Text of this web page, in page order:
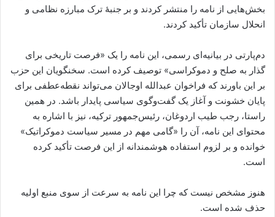
بخش‌هایی از نامه را منتشر کردند و بر جنبهٔ ترک مبارزه نظامی و
انحلال سازمان تأکید کردند.
دم‌پارتی در بیانیه‌ای رسمی، این نامه را یک «فرصت تاریخی برای
گذار به صلح و دموکراسی» توصیف کرده است. سخنگویان این حزب
بر این باورند که فراخوان عبدالله اوجالان می‌تواند نقطه‌عطفی برای
پایان خشونت و آغاز یک گفت‌وگوی سیاسی پایدار باشد. در همین
راستا، رجب طیب اردوغان، رئیس‌جمهور ترکیه، نیز با اشاره به
محتوای این نامه، آن را «گامی مهم در مسیر سیاست دموکراتیک»
خوانده و بر لزوم استفاده هوشمندانه از این فرصت تأکید کرده
است.
هنوز مشخص نیست که چرا این نامه به سرعت از سوی منبع اولیه
حذف شده است.